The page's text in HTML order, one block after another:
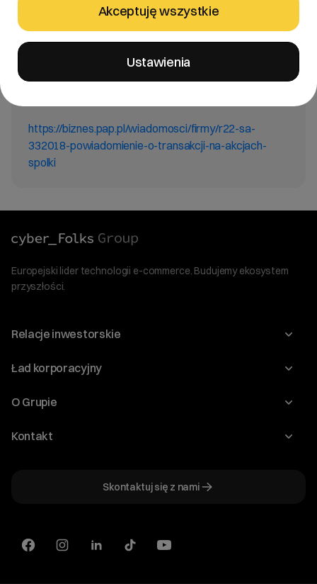
informuje, że wpłynęło do Spółki powiadomienie o
Roberta Stasika, Wiceprezesa Zarządu Spółki.
https://biznes.pap.pl/wiadomosci/firmy/r22-sa-
332018-powiadomienie-o-transakcji-na-akcjach-
spolki
Europejski lider technologii e-commerce. Budujemy ekosystem
przyszłości.
Relacje inwestorskie
Raporty
Ład korporacyjny
Walne Zgromadzenia
O Grupie
O Spółce
Kontakt
Skontaktuj się z nami
Akceptuję wszystkie
Ustawienia